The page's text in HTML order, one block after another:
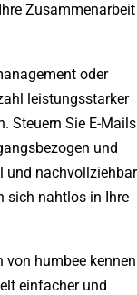
Zusammenarbeit
oder
leistungsstarker
Steuern Sie E-Mails
und
und
sich nahtlos in Ihre
von humbee kennen
einfacher und